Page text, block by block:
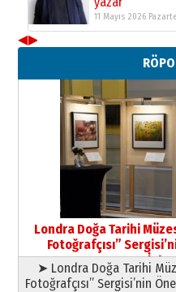
11 Mayıs 2026
Neşat YALÇIN
Paranın Aile Kültüründeki
03 Ağustos 2026 Pazartesi
Yıldırım
HAVVA’NIN ÜÇ
09 Temmuz 2026
Yusuf POLAT
Şampiyonluk
yazar
11 Mayıs 2026
◀▶
Londra Doğa Tarihi
Fotoğrafçısı”
➤ Londra Doğa Tarihi
Fotoğrafçısı” Sergisi’nin